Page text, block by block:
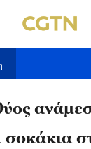
σοκάκια